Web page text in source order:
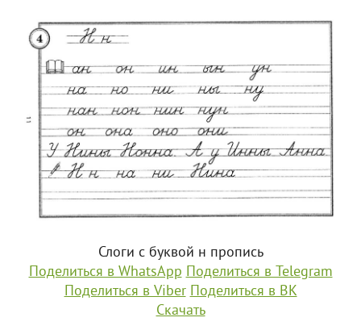
Слоги с буквой н пропись
Поделиться в WhatsApp Поделиться в Telegram
Поделиться в Viber Поделиться в ВК
Скачать